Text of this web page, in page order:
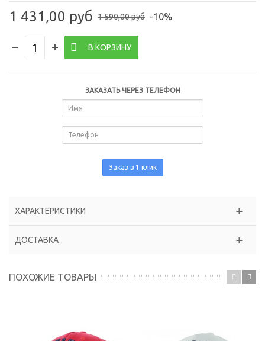
1 431,00 руб 1 590,00 руб -10%
В КОРЗИНУ
ЗАКАЗАТЬ ЧЕРЕЗ ТЕЛЕФОН
Заказ в 1 клик
ХАРАКТЕРИСТИКИ
ДОСТАВКА
ПОХОЖИЕ ТОВАРЫ